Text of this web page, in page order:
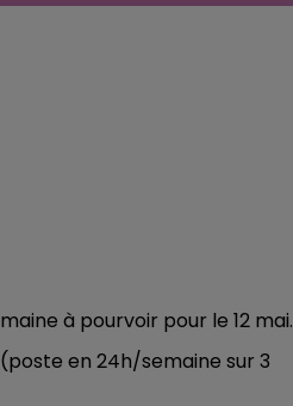
à pourvoir pour le 12 mai.
en 24h/semaine sur 3